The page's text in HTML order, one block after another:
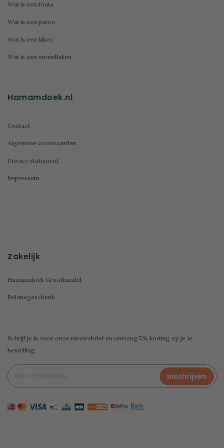
Wat is een fouta
Wat is een pareo
Wat is een kikoy
Wat is een strandlaken
Hamamdoek.nl
Contact
Algemene voorwaarden
Privacy statement
Impressum
Zakelijk
Hamamdoek Groothandel
Relatiegeschenk
Schrijf je in voor onze nieuwsbrief en ontvang 5% korting op je 1e
bestelling
Inschrijven